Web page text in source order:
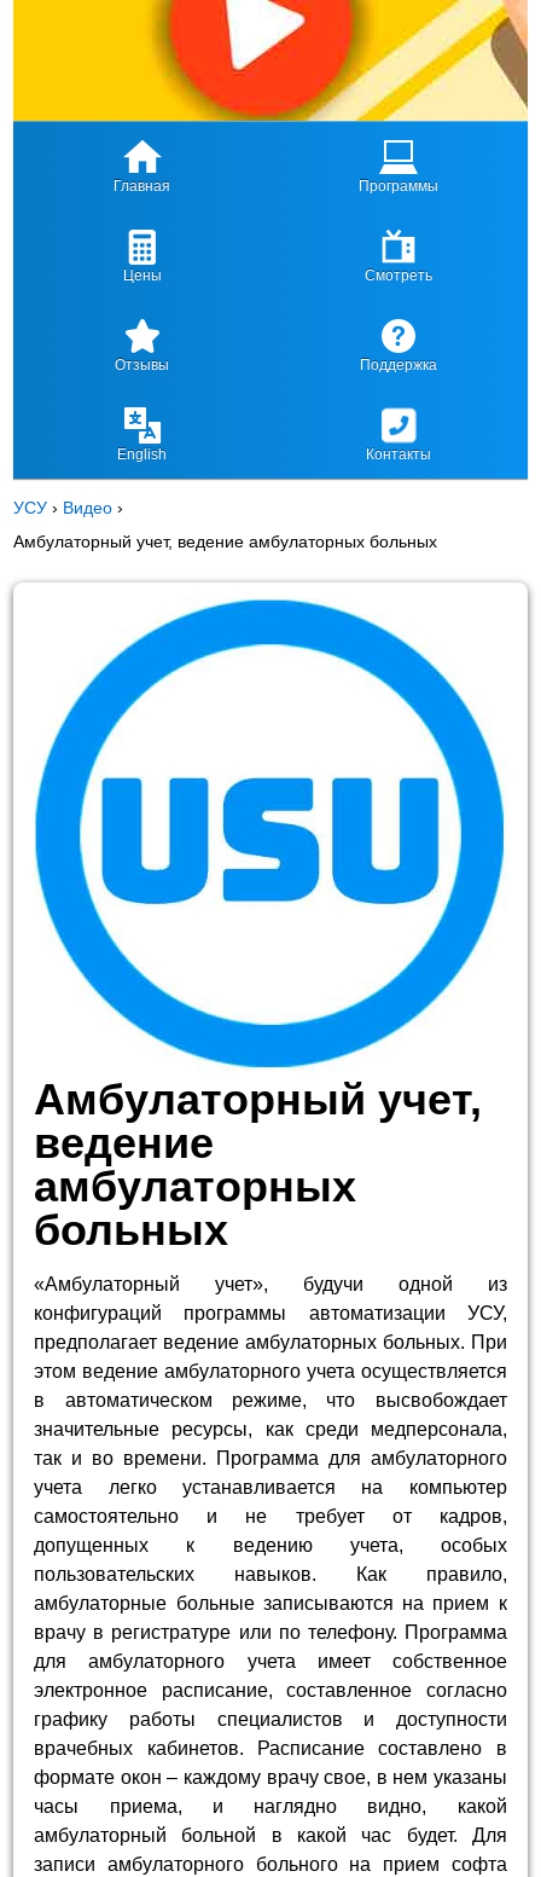
Главная Программы
Цены Смотреть
Отзывы Поддержка
English Контакты
УСУ › Видео ›
Амбулаторный учет, ведение амбулаторных больных
Амбулаторный учет,
ведение
амбулаторных
больных
«Амбулаторный учет», будучи одной из
конфигураций программы автоматизации УСУ,
предполагает ведение амбулаторных больных. При
этом ведение амбулаторного учета осуществляется
в автоматическом режиме, что высвобождает
значительные ресурсы, как среди медперсонала,
так и во времени. Программа для амбулаторного
учета легко устанавливается на компьютер
самостоятельно и не требует от кадров,
допущенных к ведению учета, особых
пользовательских навыков. Как правило,
амбулаторные больные записываются на прием к
врачу в регистратуре или по телефону. Программа
для амбулаторного учета имеет собственное
электронное расписание, составленное согласно
графику работы специалистов и доступности
врачебных кабинетов. Расписание составлено в
формате окон – каждому врачу свое, в нем указаны
часы приема, и наглядно видно, какой
амбулаторный больной в какой час будет. Для
записи амбулаторного больного на прием софта